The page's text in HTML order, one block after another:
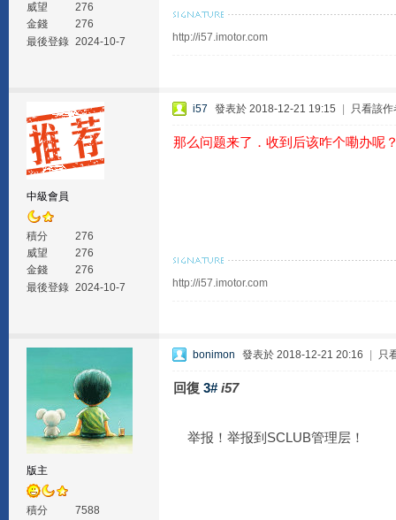
威望
276
金錢
276
最後登錄 2024-10-7 http://i57.imotor.com
中級會員
積分
276
威望
276
金錢
276
最後登錄 2024-10-7
i57 發表於 2018-12-21 19:15 只看該作
那么问题来了．收到后该咋个嘞办呢
http://i57.imotor.com
版主
積分
7588
bonimon 發表於 2018-12-21 20:16 只
回復 3# i57
举报！举报到SCLUB管理层！